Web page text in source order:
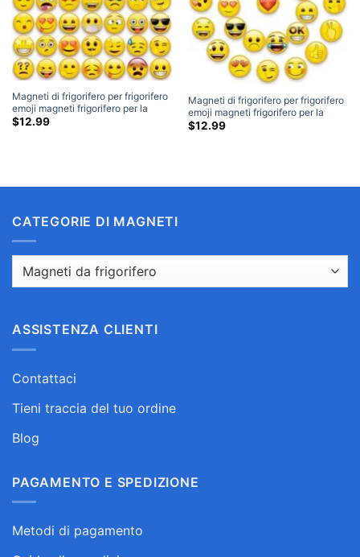
Magneti di frigorifero per frigorifero
emoji magneti frigorifero per la
lavagna armadio magneti
$12.99
Magneti di frigorifero per frigorifero
emoji magneti frigorifero per la
lavagna armadio magneti
$12.99
CATEGORIE DI MAGNETI
ASSISTENZA CLIENTI
Contattaci
Tieni traccia del tuo ordine
Blog
PAGAMENTO E SPEDIZIONE
Metodi di pagamento